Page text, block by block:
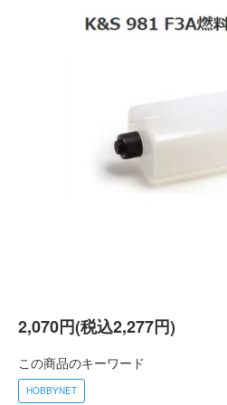
2,070円(税込2,277円)
この商品のキーワード
HOBBYNET